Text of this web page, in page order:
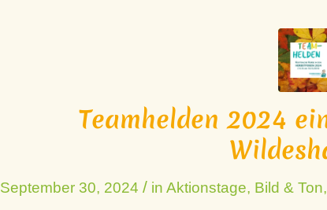
Teamhelden 2024
September 30, 2024 / in Aktionstage, Bild & Ton,